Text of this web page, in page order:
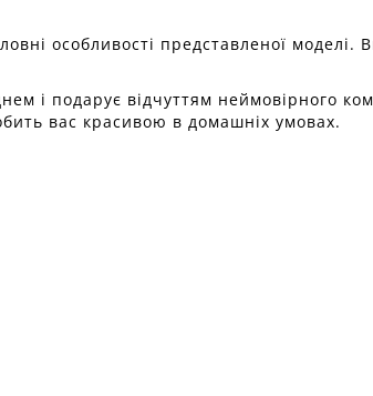
особливості представленої моделі.
і подарує відчуттям неймовірного
вас красивою в домашніх умовах.